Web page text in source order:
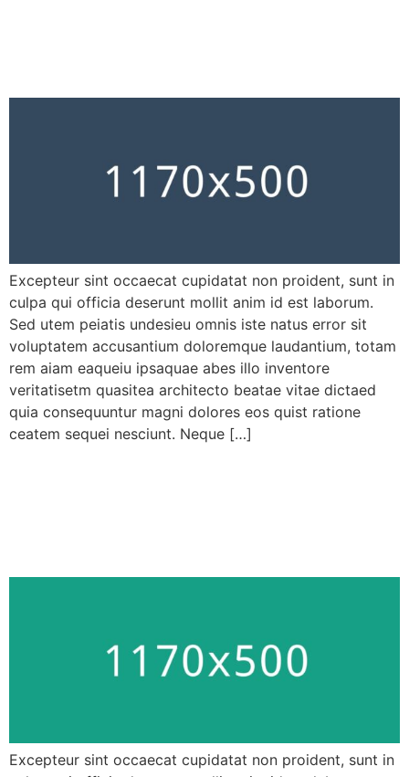
Excepteur sint occaecat cupidatat non proident, sunt in
culpa qui officia deserunt mollit anim id est laborum.
Sed utem peiatis undesieu omnis iste natus error sit
voluptatem accusantium doloremque laudantium, totam
rem aiam eaqueiu ipsaquae abes illo inventore
veritatisetm quasitea architecto beatae vitae dictaed
quia consequuntur magni dolores eos quist ratione
ceatem sequei nesciunt. Neque […]
Excepteur sint occaecat cupidatat non proident, sunt in